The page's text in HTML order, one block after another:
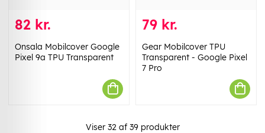
82 kr.
Onsala Mobilcover Google
Pixel 9a TPU Transparent
79 kr.
Gear Mobilcover TPU
Transparent - Google Pixel
7 Pro
Viser 32af 39produkter